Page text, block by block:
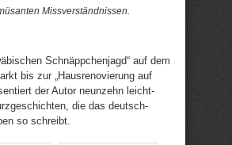
Missverständnissen.
Schnäppchenjagd“ auf dem
bis zur „Hausrenovierung auf
der Autor neunzehn leicht-
die das deutsch-
so schreibt.